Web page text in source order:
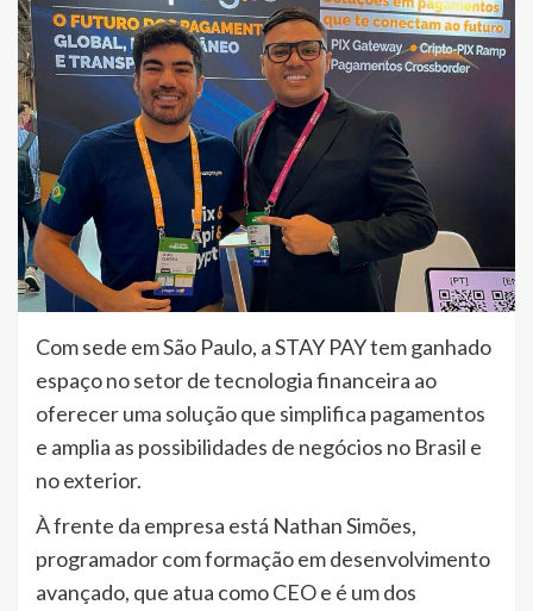
Com sede em São Paulo, a STAY PAY tem ganhado
espaço no setor de tecnologia financeira ao
oferecer uma solução que simplifica pagamentos
e amplia as possibilidades de negócios no Brasil e
no exterior.
À frente da empresa está Nathan Simões,
programador com formação em desenvolvimento
avançado, que atua como CEO e é um dos